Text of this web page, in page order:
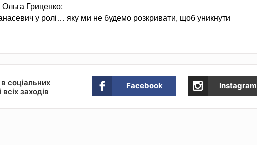
Гриценко;
у ролі… яку ми не будемо розкривати, щоб уникнути
соціальних
заходів
Facebook Instagram